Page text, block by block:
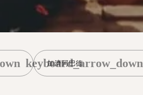
加濟阿巴德
keyboard_arrow_down